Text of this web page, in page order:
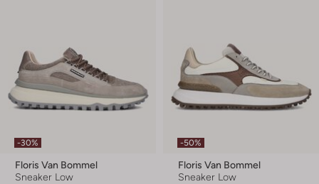
-30%
Floris Van Bommel
Sneaker Low
-50%
Floris Van Bommel
Sneaker Low